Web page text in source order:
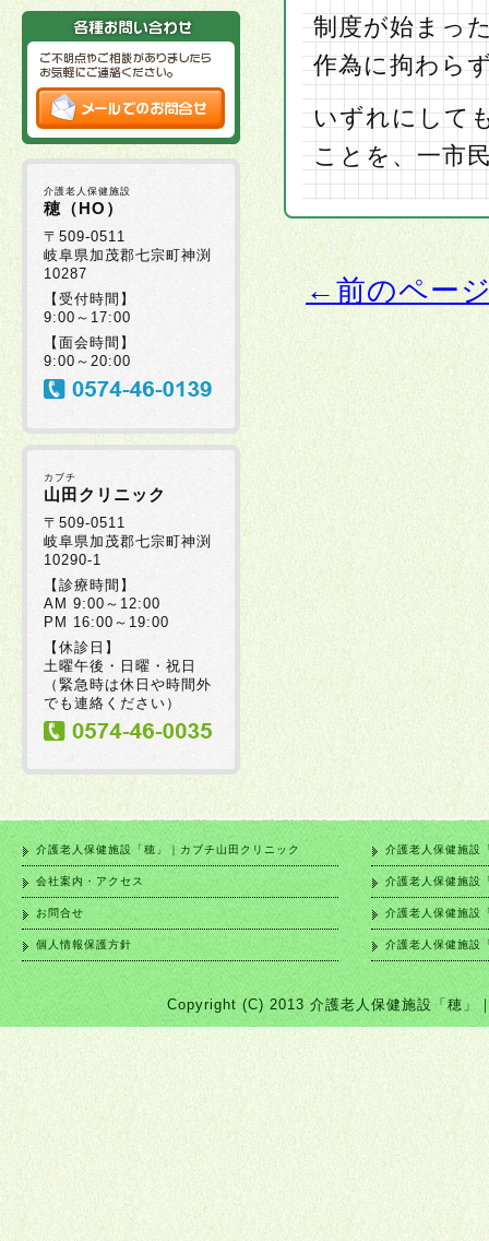
制度が始まっ
作為に拘わら
いずれにして
ことを、一市
←前のペー
介護老人保健施設
穂（HO）
〒509-0511
岐阜県加茂郡七宗町神渕
10287
【受付時間】
9:00～17:00
【面会時間】
9:00～20:00
カブチ
山田クリニック
〒509-0511
岐阜県加茂郡七宗町神渕
10290-1
【診療時間】
AM 9:00～12:00
PM 16:00～19:00
【休診日】
土曜午後・日曜・祝日
（緊急時は休日や時間外
でも連絡ください）
介護老人保健施設「穂」｜カブチ山田クリニック
会社案内・アクセス
お問合せ
個人情報保護方針
介護老人保健施設
介護老人保健施設
介護老人保健施設
介護老人保健施設
Copyright (C) 2013 介護老人保健施設「穂